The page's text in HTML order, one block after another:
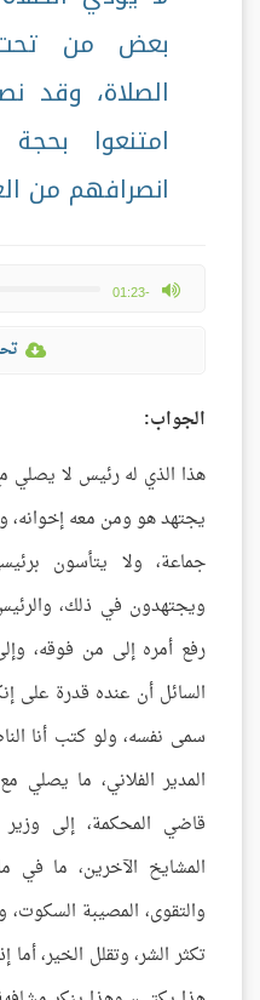
بعض من تحت
الصلاة، وقد
امتنعوا
انصرافهم من
-01:23
max volume
الجواب:
هذا الذي له رئيس لا يصلي
يجتهد هو ومن معه
جماعة، ولا يتأسون
ويجتهدون في ذلك،
رفع أمره إلى من فوقه،
السائل أن عنده قدرة على
سمى نفسه، ولو كتب أنا
المدير الفلاني، ما يصلي
قاضي المحكمة، إلى وزير
المشايخ الآخرين، ما في
والتقوى، المصيبة السكوت،
تكثر الشر، وتقلل الخير، أما